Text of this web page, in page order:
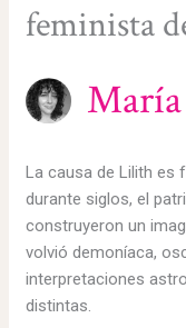
feminista
La causa de Lilith es
durante siglos, el
construyeron un
volvió demoníaca,
interpretaciones
distintas.